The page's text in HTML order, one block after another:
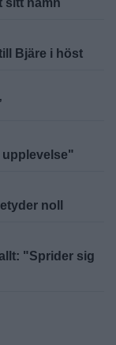
sitt namn
Bjäre i höst
upplevelse"
noll
"Sprider sig